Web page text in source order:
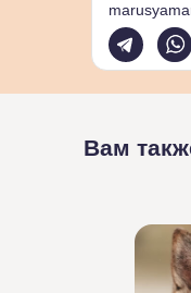
Вам